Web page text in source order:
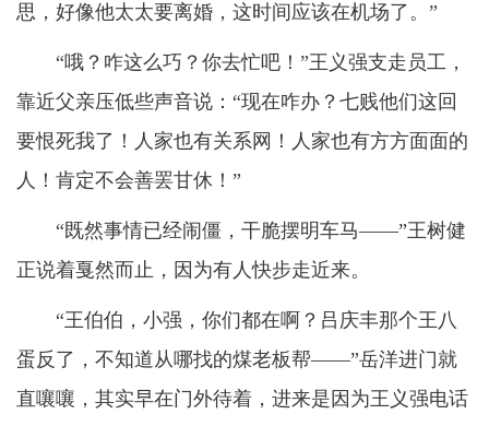
思，好像他太太要离婚，这时间应该在机场了。”
“哦？咋这么巧？你去忙吧！”王义强支走员工，
靠近父亲压低些声音说：“现在咋办？七贱他们这回
要恨死我了！人家也有关系网！人家也有方方面面的
人！肯定不会善罢甘休！”
“既然事情已经闹僵，干脆摆明车马——”王树健
正说着戛然而止，因为有人快步走近来。
“王伯伯，小强，你们都在啊？吕庆丰那个王八
蛋反了，不知道从哪找的煤老板帮——”岳洋进门就
直嚷嚷，其实早在门外待着，进来是因为王义强电话